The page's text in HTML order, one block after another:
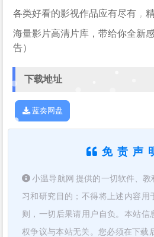
各类好看的影视作品应有尽有，
海量影片高清片库，带给你全新
告）
下载地址
蓝奏网盘
免责声
小温导航网 提供的一切软件、
习和研究目的；不得将上述内容用
则，一切后果请用户自负。本站信
权争议与本站无关。您必须在下载